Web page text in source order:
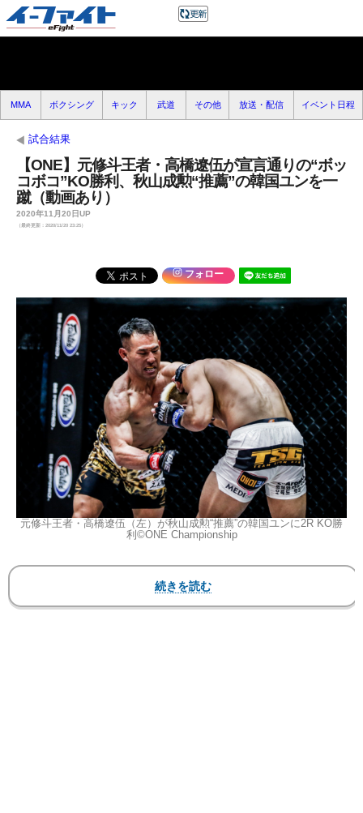
MMA ボクシング キック 武道 その他 放送・配信 イベント日程
試合結果
【ONE】元修斗王者・高橋遼伍が宣言通りの“ボッ
コボコ”KO勝利、秋山成勲“推薦”の韓国ユンを一
蹴（動画あり）
2020年11月20日UP
（最終更新：2020/11/20 23:25）
フォロー
元修斗王者・高橋遼伍（左）が秋山成勲“推薦”の韓国ユンに2R KO勝
利©️ONE Championship
ONE: Championship
『ONE:INSIDE THE MATRIX IV』
放送日時：2020年11月20日(金)